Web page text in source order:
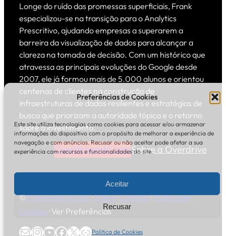
Preferências de Cookies
Este site utiliza tecnologias como cookies para acessar e/ou armazenar
informações do dispositivo com o propósito de melhorar a experiência de
navegação e com anúncios. Recusar ou não aceitar pode afetar a sua
experiência com recursos e funcionalidades do site.
Aceitar
Recusar
Política de Cookies
Longe do ruído das promessas superficiais, Frank
especializou-se na transição para o Analytics
Prescritivo, ajudando empresas a superarem a
barreira da visualização de dados para alcançar a
clareza na tomada de decisão. Com um histórico que
atravessa as principais evoluções do Google desde
2007, ele já formou mais de 5.000 alunos e orientou
centenas de clientes na construção de
infraestruturas de dados resilientes e estratégias de
busca que priorizam a autoridade tópica e o retorno
sobre o investimento.
Overdrivemkt.comSobre a Overdrive
©Frankmarcel.com·Sobre·Contato·Política de
Cookies · Ver Preferências
E-mailInstagram
Youtube
Facebook
X Overdrive Marketing